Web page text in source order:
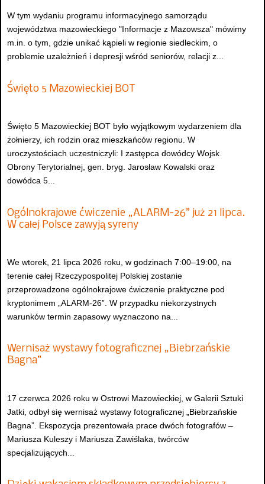
W tym wydaniu programu informacyjnego samorządu
województwa mazowieckiego "Informacje z Mazowsza" mówimy
m.in. o tym, gdzie unikać kąpieli w regionie siedleckim, o
problemie uzależnień i depresji wśród seniorów, relacji z...
Święto 5 Mazowieckiej BOT
Święto 5 Mazowieckiej BOT było wyjątkowym wydarzeniem dla
żołnierzy, ich rodzin oraz mieszkańców regionu. W
uroczystościach uczestniczyli: I zastępca dowódcy Wojsk
Obrony Terytorialnej, gen. bryg. Jarosław Kowalski oraz
dowódca 5...
Ogólnokrajowe ćwiczenie „ALARM-26” już 21 lipca.
W całej Polsce zawyją syreny
We wtorek, 21 lipca 2026 roku, w godzinach 7:00–19:00, na
terenie całej Rzeczypospolitej Polskiej zostanie
przeprowadzone ogólnokrajowe ćwiczenie praktyczne pod
kryptonimem „ALARM-26”. W przypadku niekorzystnych
warunków termin zapasowy wyznaczono na...
Wernisaż wystawy fotograficznej „Biebrzańskie
Bagna”
17 czerwca 2026 roku w Ostrowi Mazowieckiej, w Galerii Sztuki
Jatki, odbył się wernisaż wystawy fotograficznej „Biebrzańskie
Bagna”. Ekspozycja prezentowała prace dwóch fotografów –
Mariusza Kuleszy i Mariusza Zawiślaka, twórców
specjalizujących...